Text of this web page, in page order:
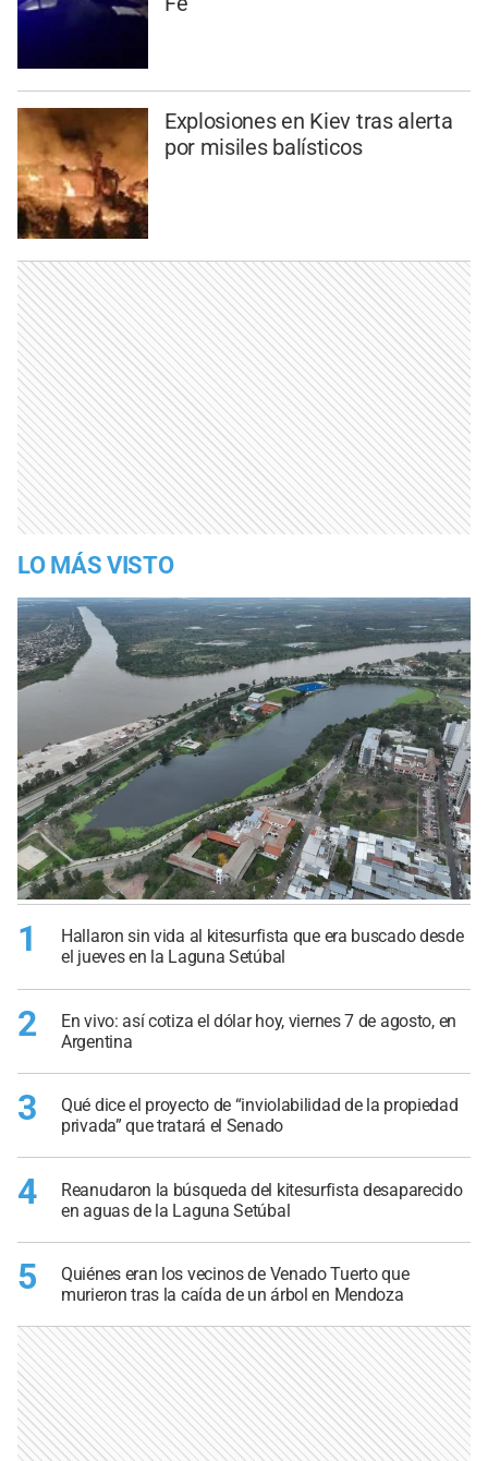
Explosiones en Kiev tras alerta
por misiles balísticos
LO MÁS VISTO
1
Hallaron sin vida al kitesurfista que era buscado desde
el jueves en la Laguna Setúbal
2
En vivo: así cotiza el dólar hoy, viernes 7 de agosto, en
Argentina
3
Qué dice el proyecto de “inviolabilidad de la propiedad
privada” que tratará el Senado
4
Reanudaron la búsqueda del kitesurfista desaparecido
en aguas de la Laguna Setúbal
5
Quiénes eran los vecinos de Venado Tuerto que
murieron tras la caída de un árbol en Mendoza